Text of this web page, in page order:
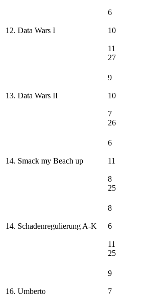
12. Data Wars I
6
10
11
27
13. Data Wars II
9
10
7
26
14. Smack my Beach up
6
11
8
25
14. Schadenregulierung A-K
8
6
11
25
16. Umberto
9
7